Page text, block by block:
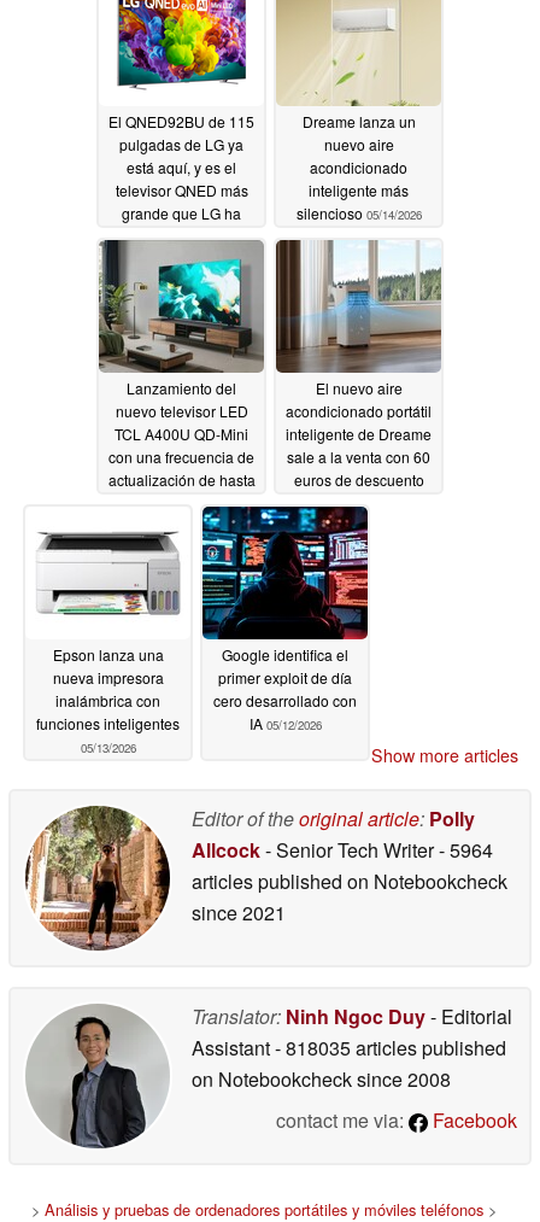
El QNED92BU de 115
pulgadas de LG ya
está aquí, y es el
televisor QNED más
grande que LG ha
fabricado nunca
05/14/2026
Dreame lanza un
nuevo aire
acondicionado
inteligente más
silencioso 05/14/2026
Lanzamiento del
nuevo televisor LED
TCL A400U QD-Mini
con una frecuencia de
actualización de hasta
05/14/2026
El nuevo aire
acondicionado portátil
inteligente de Dreame
sale a la venta con 60
euros de descuento
05/13/2026
Epson lanza una
nueva impresora
inalámbrica con
funciones inteligentes
05/13/2026
Google identifica el
primer exploit de día
cero desarrollado con
IA 05/12/2026
Show more articles
Editor of theoriginal article: Polly
Allcock- Senior Tech Writer- 5964
articles published on Notebookcheck
since 2021
Translator: Ninh Ngoc Duy- Editorial
Assistant- 818035 articles published
on Notebookchecksince 2008
contact me via:
Facebook
> Análisis y pruebas de ordenadores portátiles y móviles teléfonos >